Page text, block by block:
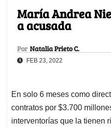
María Andrea
a acusada
Por Natalia Prieto C.
FEB 23, 2022
En solo 6 meses como
contratos por $3.700
interventorías que la tienen